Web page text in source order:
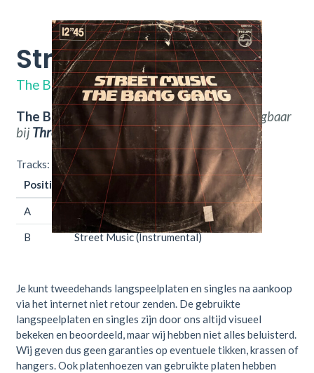
Street Music 6400 552
The Bang Gang
The Bang Gang – Street Music.
Nu verkrijgbaar
bij Throwback Vintage Hifi & Vinyl.
Tracks:
Positie
Duur
A Street Music
B Street Music (Instrumental)
Je kunt tweedehands langspeelplaten en singles na aankoop
via het internet niet retour zenden. De gebruikte
langspeelplaten en singles zijn door ons altijd visueel
bekeken en beoordeeld, maar wij hebben niet alles beluisterd.
Wij geven dus geen garanties op eventuele tikken, krassen of
hangers. Ook platenhoezen van gebruikte platen hebben